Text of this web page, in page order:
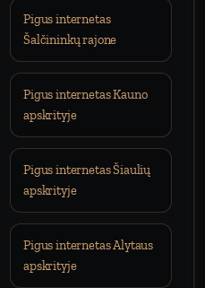
Pigus internetas
Šalčininkų rajone
Pigus internetas Kauno
apskrityje
Pigus internetas Šiaulių
apskrityje
Pigus internetas Alytaus
apskrityje